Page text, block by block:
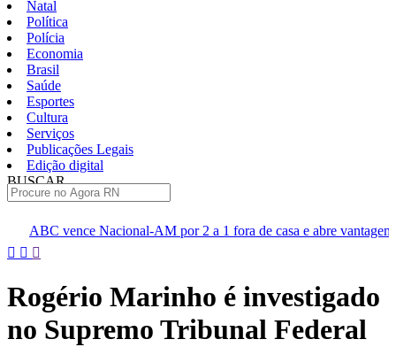
Natal
Política
Polícia
Economia
Brasil
Saúde
Esportes
Cultura
Serviços
Publicações Legais
Edição digital
BUSCAR
AM por 2 a 1 fora de casa e abre vantagem nas quartas
Pular
conteúdo
Rogério Marinho é investigado
no Supremo Tribunal Federal